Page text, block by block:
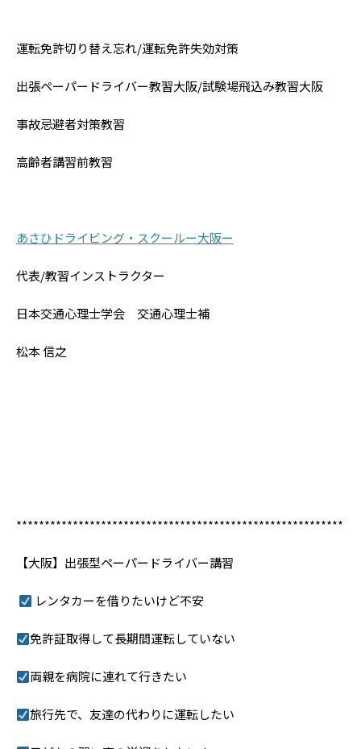
運転免許切り替え忘れ/運転免許失効対策
出張ペーパードライバー教習大阪/試験場飛込み教習大阪
事故忌避者対策教習
高齢者講習前教習
あさひドライビング・スクールー大阪ー
代表/教習インストラクター
日本交通心理士学会 交通心理士補
松本 信之
**********************************************************
【大阪】出張型ペーパードライバー講習
レンタカーを借りたいけど不安
免許証取得して長期間運転していない
両親を病院に連れて行きたい
旅行先で、友達の代わりに運転したい